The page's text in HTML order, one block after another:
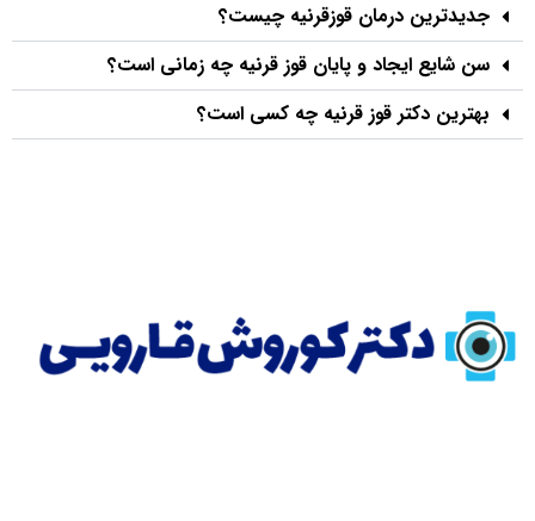
جدیدترین درمان قوزقرنیه چیست؟
سن شایع ایجاد و پایان قوز قرنیه چه زمانی است؟
بهترین دکتر قوز قرنیه چه کسی است؟